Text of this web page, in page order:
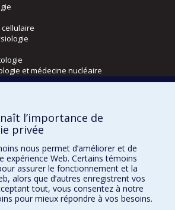
et médecine nucléaire
de l’activité physique
l’importance de
privée
nous permet d’améliorer et de
expérience Web. Certains témoins
assurer le fonctionnement et la
alors que d’autres enregistrent vos
tout, vous consentez à notre
pour mieux répondre à vos besoins.